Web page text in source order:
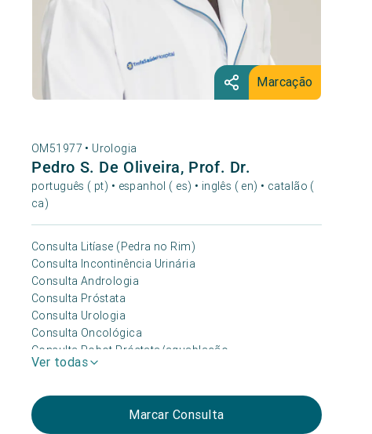
Marcação
OM51977 • Urologia
Pedro S. De Oliveira, Prof. Dr.
português ( pt) • espanhol ( es) • inglês ( en) • catalão (
ca)
Consulta Litíase (Pedra no Rim)
Consulta Incontinência Urinária
Consulta Andrologia
Consulta Próstata
Consulta Urologia
Consulta Oncológica
Consulta Robot Próstata/aquablação
Ver todas
Marcar Consulta